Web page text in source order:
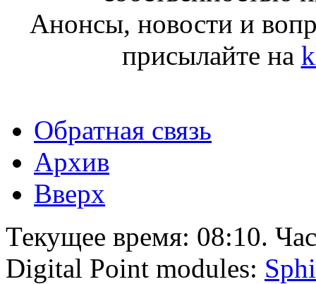
Анонсы, новости и
присылайте на
Обратная связь
Архив
Вверх
Текущее время: 08:10.
Digital Point modules: